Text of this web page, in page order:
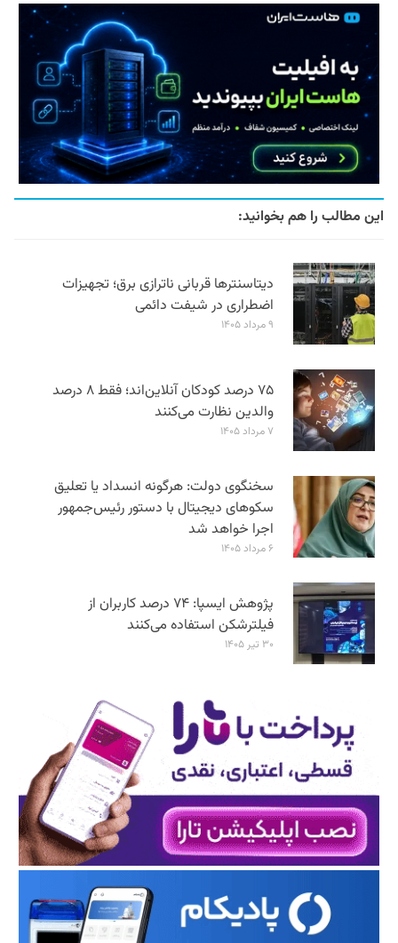
این مطالب را هم بخوانید:
دیتاسنترها قربانی ناترازی برق؛ تجهیزات
اضطراری در شیفت دائمی
۹ مرداد ۱۴۰۵
۷۵ درصد کودکان آنلاین‌اند؛ فقط ۸ درصد
والدین نظارت می‌کنند
۷ مرداد ۱۴۰۵
سخنگوی دولت: هرگونه انسداد یا تعلیق
سکوهای دیجیتال با دستور رئیس‌جمهور
اجرا خواهد شد
۶ مرداد ۱۴۰۵
پژوهش ایسپا: ۷۴ درصد کاربران از
فیلترشکن استفاده می‌کنند
۳۰ تیر ۱۴۰۵